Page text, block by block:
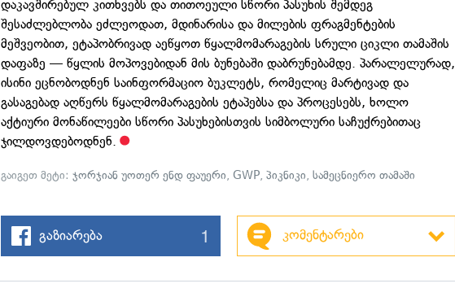
დაკავშირებულ კითხვებს და თითოეული სწორი პასუხის შემდეგ
შესაძლებლობა ეძლეოდათ, მდინარისა და მილების ფრაგმენტების
მეშვეობით, ეტაპობრივად აეწყოთ წყალმომარაგების სრული ციკლი თამაშის
დაფაზე — წყლის მოპოვებიდან მის ბუნებაში დაბრუნებამდე. პარალელურად,
ისინი ეცნობოდნენ საინფორმაციო ბუკლეტს, რომელიც მარტივად და
გასაგებად აღწერს წყალმომარაგების ეტაპებსა და პროცესებს, ხოლო
აქტიური მონაწილეები სწორი პასუხებისთვის სიმბოლური საჩუქრებითაც
ჯილდოვდებოდნენ.
გაიგეთ მეტი:ჯორჯიან უოთერ ენდ ფაუერი,GWP,პიკნიკი,სამეცნიერო თამაში
გაზიარება 1 კომენტარები